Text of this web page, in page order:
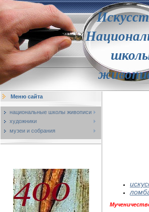
Меню сайта
национальные школы живописи
художники
музеи и собрания